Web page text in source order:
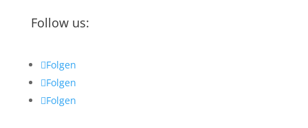
Follow us:
Folgen
Folgen
Folgen